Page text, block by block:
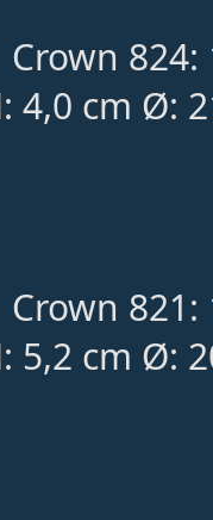
Crown 824:
4,0 cm Ø:
Crown 821:
5,2 cm Ø: